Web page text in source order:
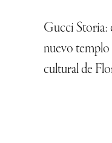
Gucci Storia:
nuevo templo
cultural de